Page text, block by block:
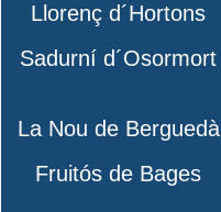
Llorenç d´Hortons
Sadurní d´Osormort
La Nou de Berguedà
Fruitós de Bages